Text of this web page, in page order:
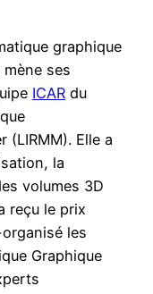
graphique
mène ses
ICAR du
(LIRMM). Elle a
la
volumes 3D
reçu le prix
les
Graphique